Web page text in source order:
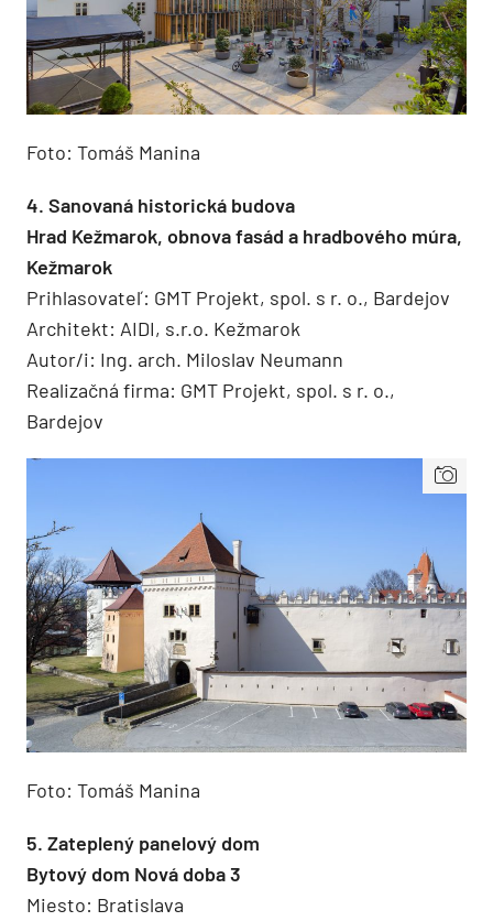
Foto: Tomáš Manina
4. Sanovaná historická budova
Hrad Kežmarok, obnova fasád a hradbového múra,
Kežmarok
Prihlasovateľ: GMT Projekt, spol. s r. o., Bardejov
Architekt: AIDI, s.r.o. Kežmarok
Autor/i: Ing. arch. Miloslav Neumann
Realizačná firma: GMT Projekt, spol. s r. o.,
Bardejov
Foto: Tomáš Manina
5. Zateplený panelový dom
Bytový dom Nová doba 3
Miesto: Bratislava